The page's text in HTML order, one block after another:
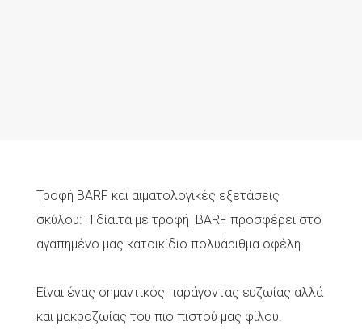
Τροφή BARF και αιματολογικές εξετάσεις
σκύλου: Η δίαιτα με τροφή BARF προσφέρει στο
αγαπημένο μας κατοικίδιο πολυάριθμα οφέλη
Είναι ένας σημαντικός παράγοντας ευζωίας αλλά
και μακροζωίας του πιο πιστού μας φίλου.